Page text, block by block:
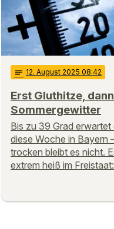
notes 12. August 2025 08:42
Erst Gluthitze, dann
Sommergewitter
Bis zu 39 Grad erwartet
diese Woche in Bayern
trocken bleibt es nicht.
extrem heiß im